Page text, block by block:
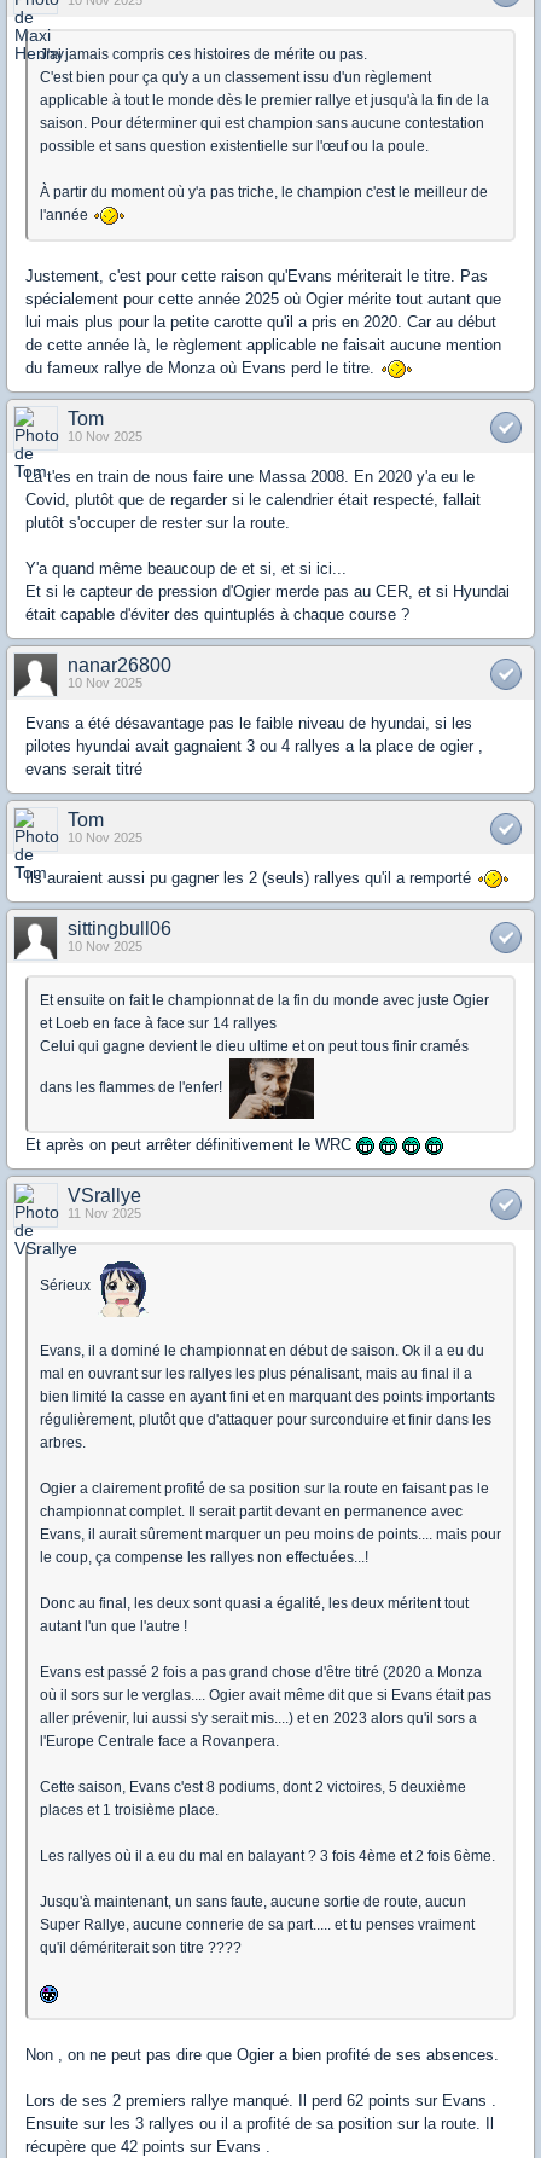
J'ai jamais compris ces histoires de mérite ou pas.
C'est bien pour ça qu'y a un classement issu d'un règlement
applicable à tout le monde dès le premier rallye et jusqu'à la fin de la
saison. Pour déterminer qui est champion sans aucune contestation
possible et sans question existentielle sur l'œuf ou la poule.
À partir du moment où y'a pas triche, le champion c'est le meilleur de
l'année
Justement, c'est pour cette raison qu'Evans mériterait le titre. Pas
spécialement pour cette année 2025 où Ogier mérite tout autant que
lui mais plus pour la petite carotte qu'il a pris en 2020. Car au début
de cette année là, le règlement applicable ne faisait aucune mention
du fameux rallye de Monza où Evans perd le titre.
Tom
10 Nov 2025
Là t'es en train de nous faire une Massa 2008. En 2020 y'a eu le
Covid, plutôt que de regarder si le calendrier était respecté, fallait
plutôt s'occuper de rester sur la route.
Y'a quand même beaucoup de et si, et si ici...
Et si le capteur de pression d'Ogier merde pas au CER, et si Hyundai
était capable d'éviter des quintuplés à chaque course ?
nanar26800
10 Nov 2025
Evans a été désavantage pas le faible niveau de hyundai, si les
pilotes hyundai avait gagnaient 3 ou 4 rallyes a la place de ogier ,
evans serait titré
Tom
10 Nov 2025
Ils auraient aussi pu gagner les 2 (seuls) rallyes qu'il a remporté
sittingbull06
10 Nov 2025
Et ensuite on fait le championnat de la fin du monde avec juste Ogier
et Loeb en face à face sur 14 rallyes
Celui qui gagne devient le dieu ultime et on peut tous finir cramés
dans les flammes de l'enfer!
Et après on peut arrêter définitivement le WRC
VSrallye
11 Nov 2025
Sérieux
Evans, il a dominé le championnat en début de saison. Ok il a eu du
mal en ouvrant sur les rallyes les plus pénalisant, mais au final il a
bien limité la casse en ayant fini et en marquant des points importants
régulièrement, plutôt que d'attaquer pour surconduire et finir dans les
arbres.
Ogier a clairement profité de sa position sur la route en faisant pas le
championnat complet. Il serait partit devant en permanence avec
Evans, il aurait sûrement marquer un peu moins de points.... mais pour
le coup, ça compense les rallyes non effectuées...!
Donc au final, les deux sont quasi a égalité, les deux méritent tout
autant l'un que l'autre !
Evans est passé 2 fois a pas grand chose d'être titré (2020 a Monza
où il sors sur le verglas.... Ogier avait même dit que si Evans était pas
aller prévenir, lui aussi s'y serait mis....) et en 2023 alors qu'il sors a
l'Europe Centrale face a Rovanpera.
Cette saison, Evans c'est 8 podiums, dont 2 victoires, 5 deuxième
places et 1 troisième place.
Les rallyes où il a eu du mal en balayant ? 3 fois 4ème et 2 fois 6ème.
Jusqu'à maintenant, un sans faute, aucune sortie de route, aucun
Super Rallye, aucune connerie de sa part..... et tu penses vraiment
qu'il démériterait son titre ????
Non , on ne peut pas dire que Ogier a bien profité de ses absences.
Lors de ses 2 premiers rallye manqué. Il perd 62 points sur Evans .
Ensuite sur les 3 rallyes ou il a profité de sa position sur la route. Il
récupère que 42 points sur Evans .